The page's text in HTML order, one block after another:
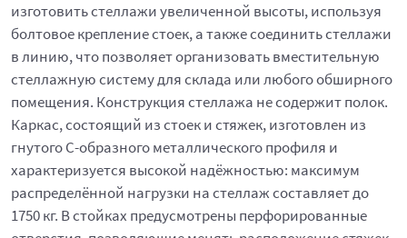
изготовить стеллажи увеличенной высоты, используя
болтовое крепление стоек, а также соединить стеллажи
в линию, что позволяет организовать вместительную
стеллажную систему для склада или любого обширного
помещения. Конструкция стеллажа не содержит полок.
Каркас, состоящий из стоек и стяжек, изготовлен из
гнутого С-образного металлического профиля и
характеризуется высокой надёжностью: максимум
распределённой нагрузки на стеллаж составляет до
1750 кг. В стойках предусмотрены перфорированные